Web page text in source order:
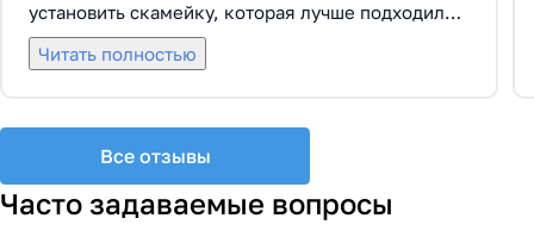
установить скамейку, которая лучше подходила
по общему дизайну. Вышли на улицу, посмотрели
представленные варианты, я определилась с
все этапы которого были выполнены вовремя и
без нареканий с нашей стороны, все наши
просьбы учтены. В первое наше обращение мы
Читать полностью
Все отзывы
Часто задаваемые вопросы